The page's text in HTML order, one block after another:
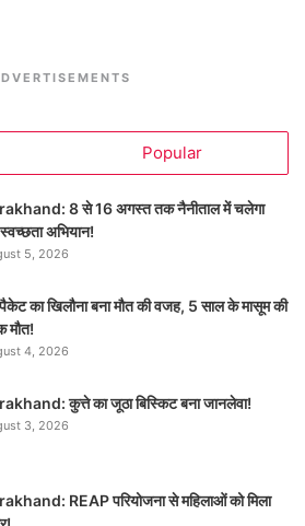
Popular
8 से 16 अगस्त तक नैनीताल में चलेगा
अभियान!
5, 2026
का खिलौना बना मौत की वजह, 5 साल के मासूम की
मौत!
4, 2026
कुत्ते का जूठा बिस्किट बना जानलेवा!
3, 2026
REAP परियोजना से महिलाओं को मिला